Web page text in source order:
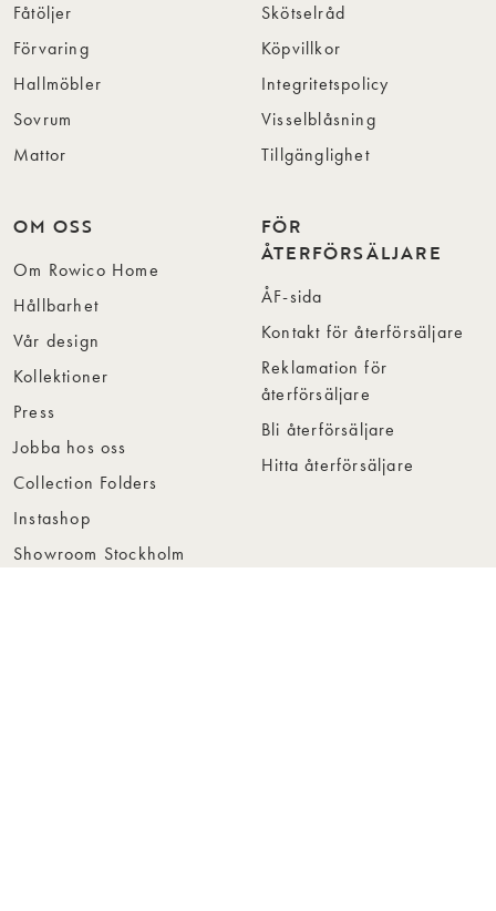
Fåtöljer
Förvaring
Hallmöbler
Sovrum
Mattor
Skötselråd
Köpvillkor
Integritetspolicy
Visselblåsning
Tillgänglighet
OM OSS
Om Rowico Home
Hållbarhet
Vår design
Kollektioner
Press
Jobba hos oss
Collection Folders
Instashop
Showroom Stockholm
FÖR
ÅTERFÖRSÄLJARE
ÅF-sida
Kontakt för återförsäljare
Reklamation för
återförsäljare
Bli återförsäljare
Hitta återförsäljare